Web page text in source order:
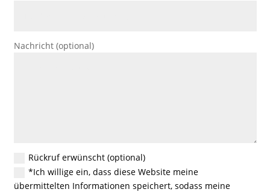
Nachricht (optional)
Rückruf erwünscht (optional)
*Ich willige ein, dass diese Website meine
übermittelten Informationen speichert, sodass meine